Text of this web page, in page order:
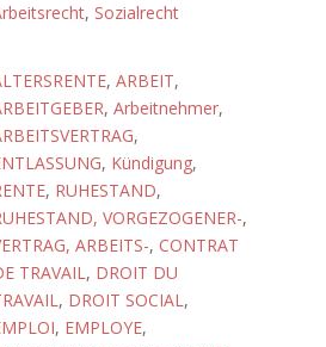
, Sozialrecht
, ARBEIT,
, Arbeitnehmer,
,
, Kündigung,
, RUHESTAND,
VORGEZOGENER-,
ARBEITS-, CONTRAT
TRAVAIL, DROIT DU
, DROIT SOCIAL,
, EMPLOYE,